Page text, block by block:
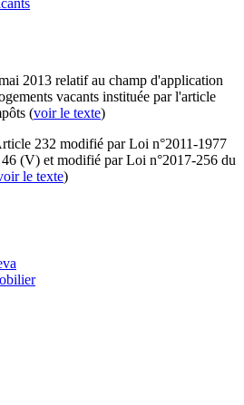
2013 relatif au champ d'application
vacants instituée par l'article
(voir le texte)
232 modifié par Loi n°2011-1977
(V) et modifié par Loi n°2017-256 du
le texte)